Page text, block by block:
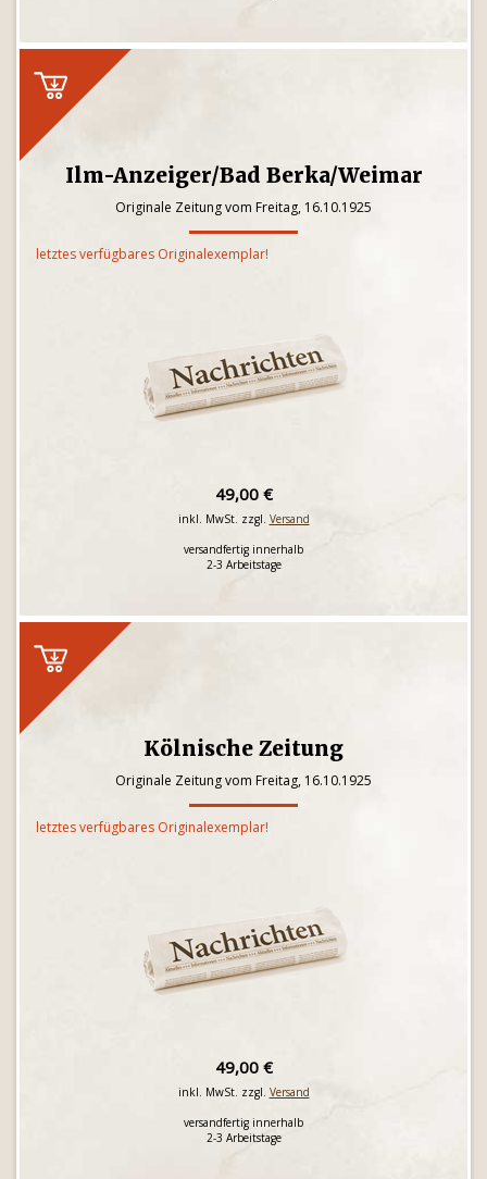
Ilm-Anzeiger/Bad Berka/Weimar
Originale Zeitung vom Freitag, 16.10.1925
letztes verfügbares Originalexemplar!
49,00 €
inkl. MwSt. zzgl. Versand
versandfertig innerhalb
2-3 Arbeitstage
Kölnische Zeitung
Originale Zeitung vom Freitag, 16.10.1925
letztes verfügbares Originalexemplar!
49,00 €
inkl. MwSt. zzgl. Versand
versandfertig innerhalb
2-3 Arbeitstage